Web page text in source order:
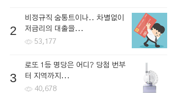
2
비정규직 숨통트이나.. 차별없이
저금리의 대출을...
53,177
3
로또 1등 명당은 어디? 당첨 번부
터 지역까지...
40,678